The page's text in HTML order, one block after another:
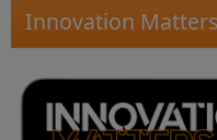
Innovation